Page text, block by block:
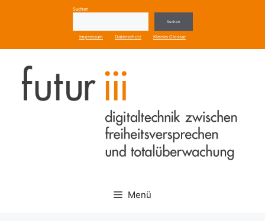
Suchen
Suchen
Impressum Datenschutz Kleines Glossar
Menü